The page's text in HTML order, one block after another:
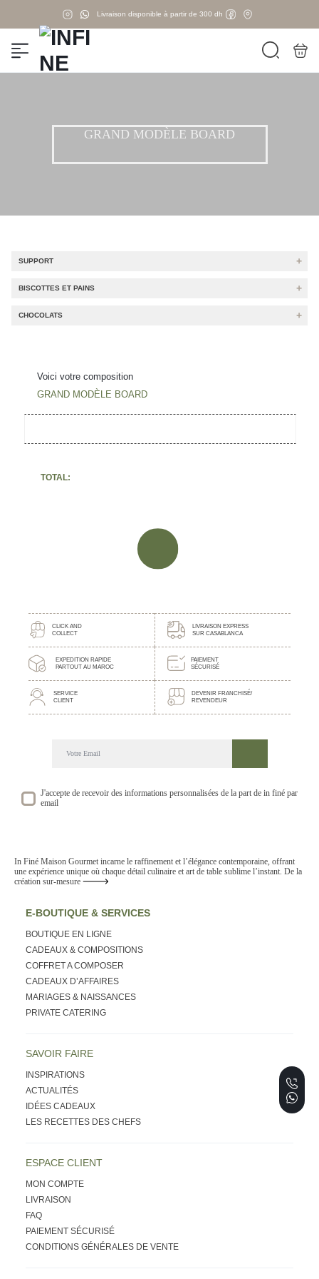
Livraison disponible à partir de 300 dh
GRAND MODÈLE BOARD
SUPPORT
BISCOTTES ET PAINS
CHOCOLATS
Voici votre composition
GRAND MODÈLE BOARD
TOTAL:
u
CLICK AND
COLLECT
LIVRAISON EXPRESS
SUR CASABLANCA
EXPEDITION RAPIDE
PARTOUT AU MAROC
PAIEMENT
SÉCURISÉ
SERVICE
CLIENT
DEVENIR FRANCHISÉ/
REVENDEUR
DECOUVREZ NOTRE NEWSLETTER GOURMANDE
SUIVEZ NOS ACTUALITE ET EVENEMENTS
J'accepte de recevoir des informations personnalisées de la part de in finé par
email
In Finé Maison Gourmet incarne le raffinement et l’élégance contemporaine, offrant
une expérience unique où chaque détail culinaire et art de table sublime l’instant. De la
création sur-mesure
E-BOUTIQUE & SERVICES
BOUTIQUE EN LIGNE
CADEAUX & COMPOSITIONS
COFFRET A COMPOSER
CADEAUX D’AFFAIRES
MARIAGES & NAISSANCES
PRIVATE CATERING
SAVOIR FAIRE
INSPIRATIONS
ACTUALITÉS
IDÉES CADEAUX
LES RECETTES DES CHEFS
ESPACE CLIENT
MON COMPTE
LIVRAISON
FAQ
PAIEMENT SÉCURISÉ
CONDITIONS GÉNÉRALES DE VENTE